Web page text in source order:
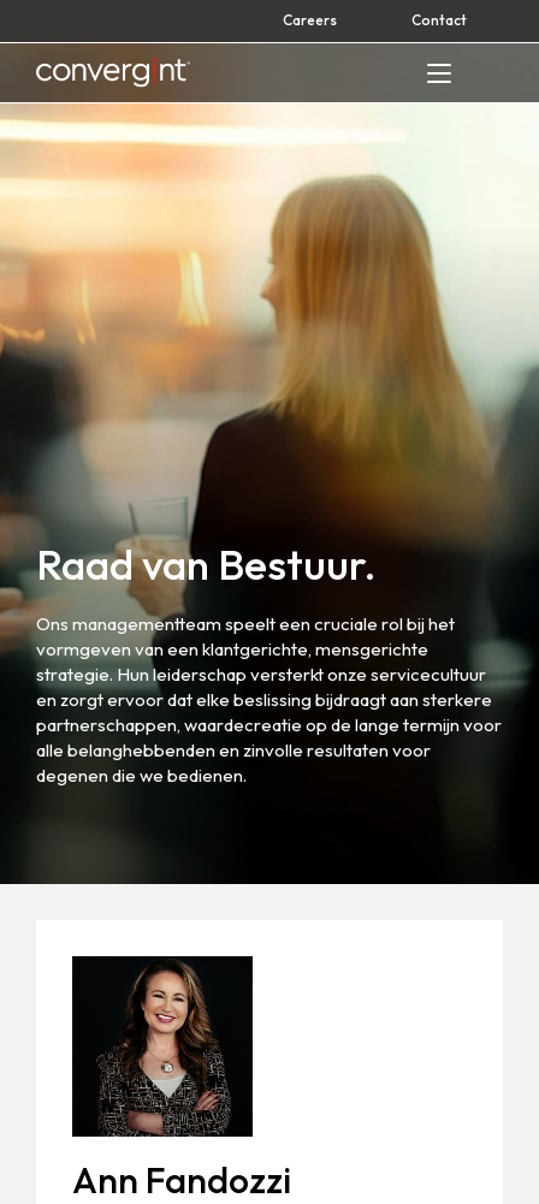
to
content
Careers Contact
Home
Raad van Bestuur.
Ons managementteam speelt een cruciale rol bij het
vormgeven van een klantgerichte, mensgerichte
strategie. Hun leiderschap versterkt onze servicecultuur
en zorgt ervoor dat elke beslissing bijdraagt ​​aan sterkere
partnerschappen, waardecreatie op de lange termijn voor
alle belanghebbenden en zinvolle resultaten voor
degenen die we bedienen.
Ann Fandozzi